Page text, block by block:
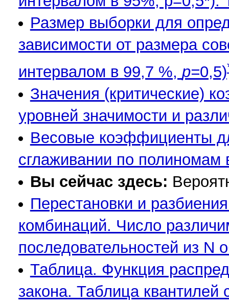
Размер выборки для
зависимости от размера
интервалом в 99,7 %, р=0,5)
Значения (критические)
уровней значимости и
Весовые коэффициенты
сглаживании по полиномам
Вы сейчас здесь:
Перестановки и
комбинаций. Число
последовательностей из N
Таблица. Функция
закона. Таблица квантилей